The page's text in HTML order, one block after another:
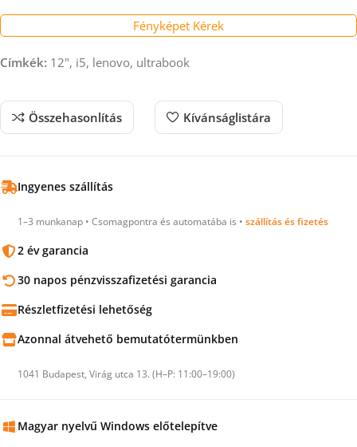
Fényképet Kérek
Címkék: 12", i5, lenovo, ultrabook
Összehasonlítás Kívánságlistára
Ingyenes szállítás
1–3 munkanap • Csomagpontra és automatába is • szállítás és fizetés
2 év garancia
30 napos pénzvisszafizetési garancia
Részletfizetési lehetőség
Azonnal átvehető bemutatótermünkben
1041 Budapest, Virág utca 13. (H–P: 11:00–19:00)
Magyar nyelvű Windows előtelepítve